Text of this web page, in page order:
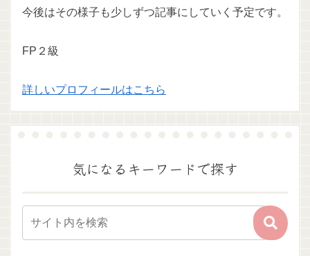
今後はその様子も少しずつ記事にしていく予定です。
FP２級
詳しいプロフィールはこちら
気になるキーワードで探す